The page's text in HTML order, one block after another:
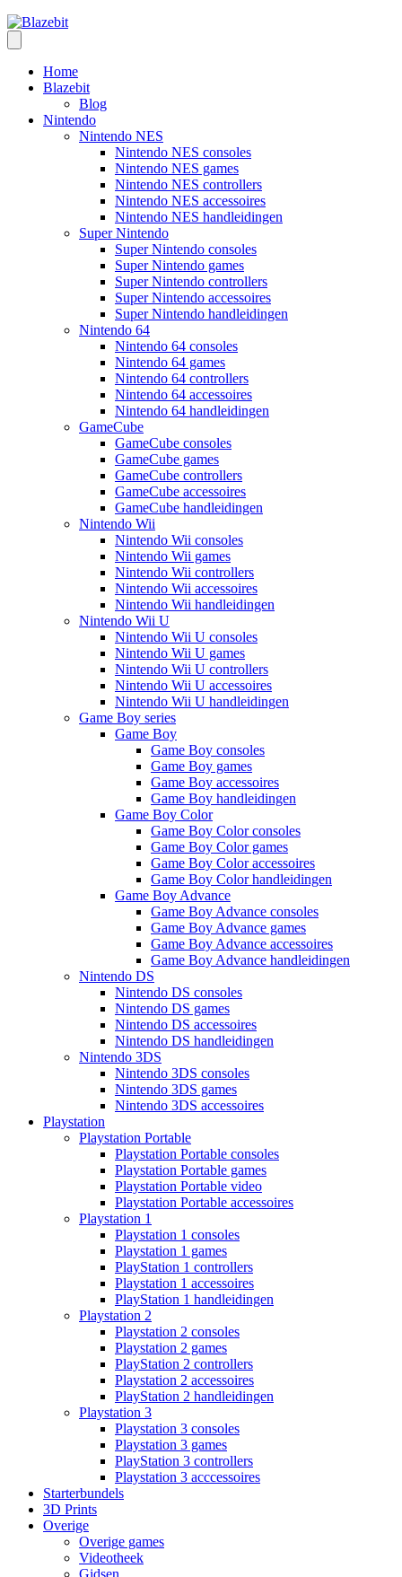
Home
Blazebit
Blog
Nintendo
Nintendo NES
Nintendo NES consoles
Nintendo NES games
Nintendo NES controllers
Nintendo NES accessoires
Nintendo NES handleidingen
Super Nintendo
Super Nintendo consoles
Super Nintendo games
Super Nintendo controllers
Super Nintendo accessoires
Super Nintendo handleidingen
Nintendo 64
Nintendo 64 consoles
Nintendo 64 games
Nintendo 64 controllers
Nintendo 64 accessoires
Nintendo 64 handleidingen
GameCube
GameCube consoles
GameCube games
GameCube controllers
GameCube accessoires
GameCube handleidingen
Nintendo Wii
Nintendo Wii consoles
Nintendo Wii games
Nintendo Wii controllers
Nintendo Wii accessoires
Nintendo Wii handleidingen
Nintendo Wii U
Nintendo Wii U consoles
Nintendo Wii U games
Nintendo Wii U controllers
Nintendo Wii U accessoires
Nintendo Wii U handleidingen
Game Boy series
Game Boy
Game Boy consoles
Game Boy games
Game Boy accessoires
Game Boy handleidingen
Game Boy Color
Game Boy Color consoles
Game Boy Color games
Game Boy Color accessoires
Game Boy Color handleidingen
Game Boy Advance
Game Boy Advance consoles
Game Boy Advance games
Game Boy Advance accessoires
Game Boy Advance handleidingen
Nintendo DS
Nintendo DS consoles
Nintendo DS games
Nintendo DS accessoires
Nintendo DS handleidingen
Nintendo 3DS
Nintendo 3DS consoles
Nintendo 3DS games
Nintendo 3DS accessoires
Playstation
Playstation Portable
Playstation Portable consoles
Playstation Portable games
Playstation Portable video
Playstation Portable accessoires
Playstation 1
Playstation 1 consoles
Playstation 1 games
PlayStation 1 controllers
Playstation 1 accessoires
PlayStation 1 handleidingen
Playstation 2
Playstation 2 consoles
Playstation 2 games
PlayStation 2 controllers
Playstation 2 accessoires
PlayStation 2 handleidingen
Playstation 3
Playstation 3 consoles
Playstation 3 games
PlayStation 3 controllers
Playstation 3 acccessoires
Starterbundels
3D Prints
Overige
Overige games
Videotheek
Gidsen